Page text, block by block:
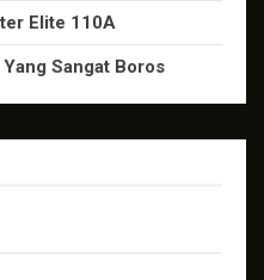
Elite 110A
Sangat Boros